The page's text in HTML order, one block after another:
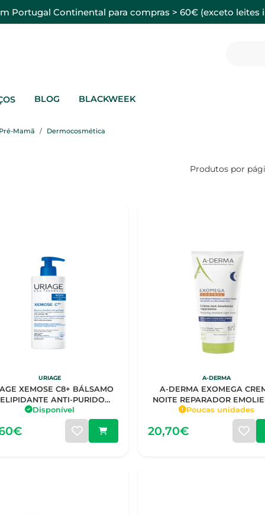
Portugal Continental para compras > 60€ (exceto leites
BLOG BLACKWEEK
Mamã Dermocosmética
Produtos por
URIAGE
XEMOSE C8+ BÁLSAMO
ANTI-PURIDO
500ML
Disponível
A-DERMA
A-DERMA EXOMEGA
NOITE REPARADOR
200ML
Poucas unidades
20,70€